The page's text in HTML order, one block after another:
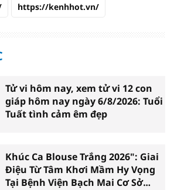
https://kenhhot.vn/
Tử vi hôm nay, xem tử vi 12 con
giáp hôm nay ngày 6/8/2026: Tuổi
Tuất tình cảm êm đẹp
Khúc Ca Blouse Trắng 2026": Giai
Điệu Từ Tâm Khơi Mầm Hy Vọng
Tại Bệnh Viện Bạch Mai Cơ Sở